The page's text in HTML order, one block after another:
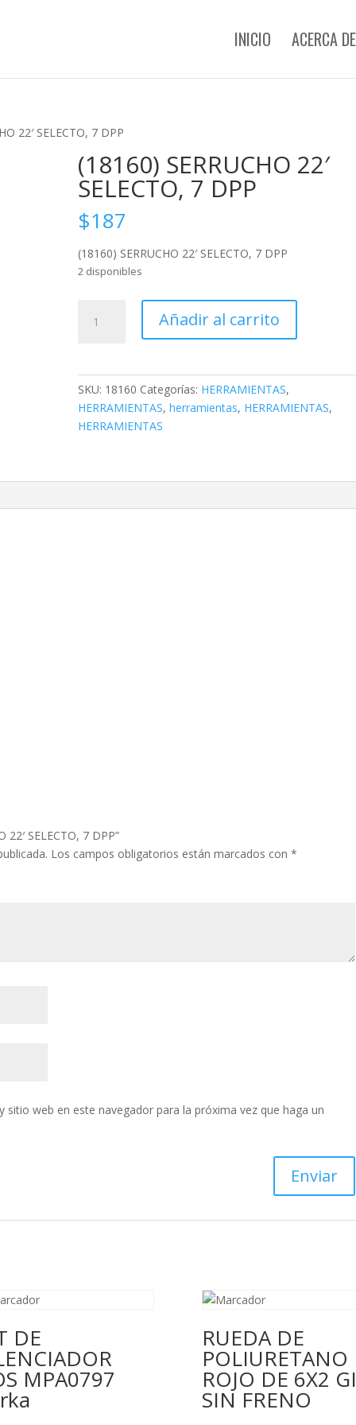
INICIO ACERCA DE
22′ SELECTO, 7 DPP
(18160) SERRUCHO 22′
SELECTO, 7 DPP
$187
(18160) SERRUCHO 22′ SELECTO, 7 DPP
2 disponibles
SERRUCHO
Añadir al carrito
SKU: 18160 Categorías: HERRAMIENTAS,
HERRAMIENTAS,herramientas, HERRAMIENTAS,
HERRAMIENTAS
SELECTO, 7 DPP”
Los campos obligatorios están marcados con*
web en este navegador para la próxima vez que haga un
DE
MPA0797
RUEDA DE
POLIURETANO
ROJO DE 6X2
SIN FRENO